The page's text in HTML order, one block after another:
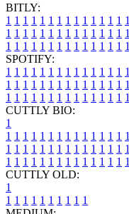
BITLY:
1 1 1 1 1 1 1 1 1 1 1 1 1 1 1
1 1 1 1 1 1 1 1 1 1 1 1 1 1 1
1 1 1 1 1 1 1 1 1 1 1 1 1 1 1
SPOTIFY:
1 1 1 1 1 1 1 1 1 1 1 1 1 1 1
1 1 1 1 1 1 1 1 1 1 1 1 1 1 1
1 1 1 1 1 1 1 1 1 1 1 1 1 1 1
CUTTLY BIO:
1
1 1 1 1 1 1 1 1 1 1 1 1 1 1 1
1 1 1 1 1 1 1 1 1 1 1 1 1 1 1
1 1 1 1 1 1 1 1 1 1 1 1 1 1 1
CUTTLY OLD:
1
1 1 1 1 1 1 1 1 1 1